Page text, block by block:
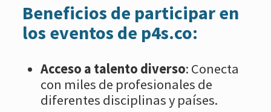
Beneficios de participar en
los eventos de p4s.co:
Acceso a talento diverso: Conecta
con miles de profesionales de
diferentes disciplinas y países.